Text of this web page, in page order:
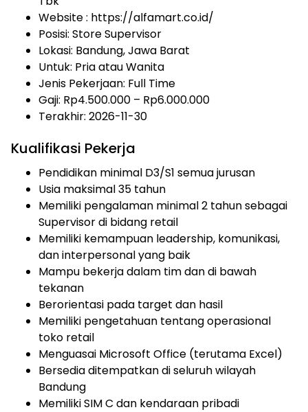
Website : https://alfamart.co.id/
Posisi: Store Supervisor
Lokasi: Bandung, Jawa Barat
Untuk: Pria atau Wanita
Jenis Pekerjaan: Full Time
Gaji: Rp4.500.000 – Rp6.000.000
Terakhir: 2026-11-30
Kualifikasi Pekerja
Pendidikan minimal D3/S1 semua jurusan
Usia maksimal 35 tahun
Memiliki pengalaman minimal 2 tahun sebagai
Supervisor di bidang retail
Memiliki kemampuan leadership, komunikasi,
dan interpersonal yang baik
Mampu bekerja dalam tim dan di bawah
tekanan
Berorientasi pada target dan hasil
Memiliki pengetahuan tentang operasional
toko retail
Menguasai Microsoft Office (terutama Excel)
Bersedia ditempatkan di seluruh wilayah
Bandung
Memiliki SIM C dan kendaraan pribadi